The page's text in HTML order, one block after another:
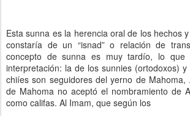
Esta sunna es la herencia oral de los hechos
constaría de un “isnad” o relación de
concepto de sunna es muy tardío, lo que
interpretación: la de los sunnies (ortodoxos)
chiíes son seguidores del yerno de
de Mahoma no aceptó el nombramiento de
como califas. Al Imam, que según los